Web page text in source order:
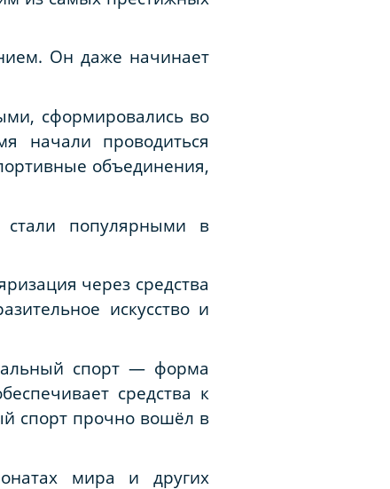
Он даже начинает
сформировались во
начали проводиться
объединения,
популярными в
через средства
искусство и
спорт — форма
средства к
спорт прочно вошёл в
мира и других